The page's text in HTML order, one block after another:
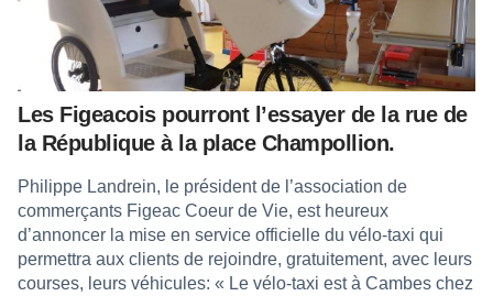
Les Figeacois pourront l’essayer de la rue de
la République à la place Champollion.
Philippe Landrein, le président de l’association de
commerçants Figeac Coeur de Vie, est heureux
d’annoncer la mise en service officielle du vélo-taxi qui
permettra aux clients de rejoindre, gratuitement, avec leurs
courses, leurs véhicules: « Le vélo-taxi est à Cambes chez